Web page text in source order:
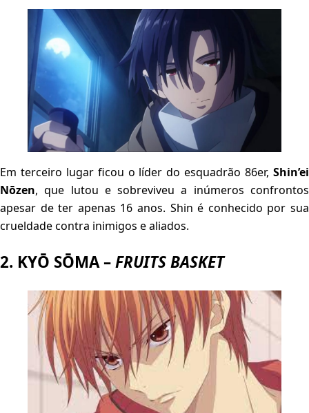
Em terceiro lugar ficou o líder do esquadrão 86er, Shin’ei
Nōzen, que lutou e sobreviveu a inúmeros confrontos
apesar de ter apenas 16 anos. Shin é conhecido por sua
crueldade contra inimigos e aliados.
2. KYŌ SŌMA –FRUITS BASKET